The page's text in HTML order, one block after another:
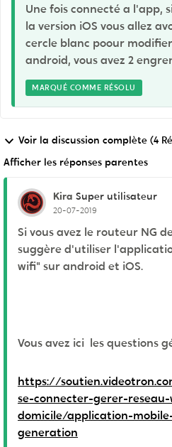
Une fois connecté a l'app,
la version iOS vous allez
cercle blanc poour
android, vous avez 2
MARQUÉ COMME RÉSOLU
Voir la discussion complète (4
Afficher les réponses parentes
Kira Super utilisateur
20-07-2019
Si vous avez le routeur NG
suggère d'utiliser
wifi" sur android et iOS.
Vous avez ici les questions
https://
se-connecter-gerer-
domicile/application-
generation